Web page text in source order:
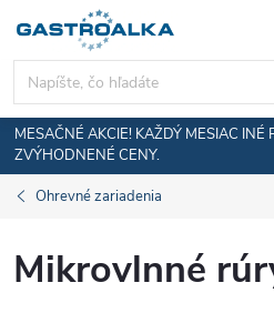
obsah
MESAČNÉ AKCIE! KAŽDÝ MESIAC INÉ
ZVÝHODNENÉ CENY.
Ohrevné zariadenia
Mikrovlnné